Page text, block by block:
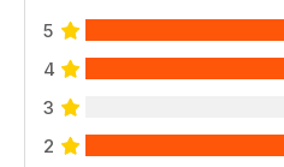
5
4
3
2